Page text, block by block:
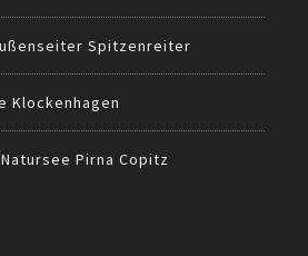
Spitzenreiter
Klockenhagen
Pirna Copitz